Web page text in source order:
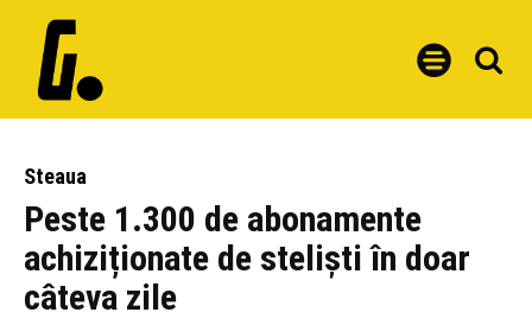
Steaua
Peste 1.300 de abonamente
achiziționate de steliști în doar
câteva zile